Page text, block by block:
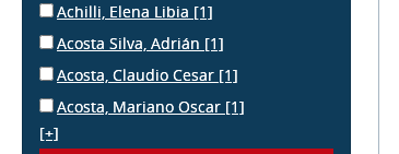
Achilli, Elena Libia [1]
Acosta Silva, Adrián [1]
Acosta, Claudio Cesar [1]
Acosta, Mariano Oscar [1]
[+]